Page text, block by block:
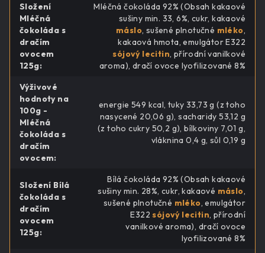
Složení
Mléčná
čokoláda s
dračím
ovocem
125g:
Mléčná čokoláda 92% (Obsah kakaové
sušiny min. 33, 6%, cukr, kakaové
máslo, sušené plnotučné mléko,
kakaová hmota, emulgátor E322
sójový lecitin, přírodní vanilkové
aroma), dračí ovoce lyofilizované 8%
Výživové
hodnoty na
100g -
Mléčná
čokoláda s
dračím
ovocem:
energie 549 kcal, tuky 33,73 g (z toho
nasycené 20,06 g), sacharidy 53,12 g
(z toho cukry 50,2 g), bílkoviny 7,01 g,
vláknina 0,4 g, sůl 0,19 g
Složení Bílá
čokoláda s
dračím
ovocem
125g:
Bílá čokoláda 92% (Obsah kakaové
sušiny min. 28%, cukr, kakaové máslo,
sušené plnotučné mléko, emulgátor
E322sójový lecitin, přírodní
vanilkové aroma), dračí ovoce
lyofilizované 8%